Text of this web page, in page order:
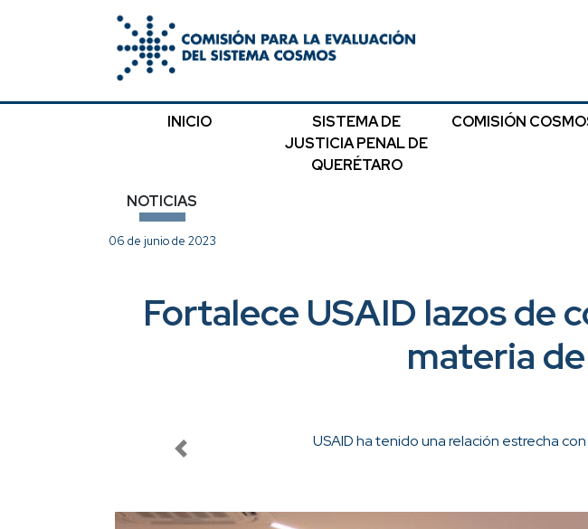
INICIO
SISTEMA DE
JUSTICIA PENAL DE
QUERÉTARO
COMISIÓN
NOTICIAS
06 de junio de 2023
Fortalece USAID lazos de
materia
Previous